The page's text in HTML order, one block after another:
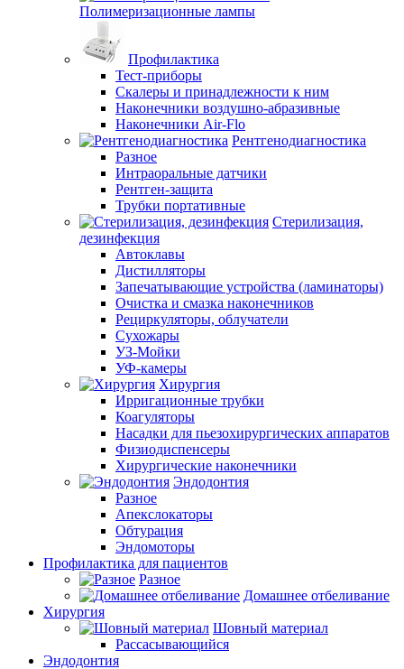
Полимеризационные лампы
Профилактика
Тест-приборы
Скалеры и принадлежности к ним
Наконечники воздушно-абразивные
Наконечники Air-Flo
Рентгенодиагностика
Разное
Интраоральные датчики
Рентген-защита
Трубки портативные
Стерилизация,
дезинфекция
Автоклавы
Дистилляторы
Запечатывающие устройства (ламинаторы)
Очистка и смазка наконечников
Рециркуляторы, облучатели
Сухожары
УЗ-Мойки
УФ-камеры
Хирургия
Ирригационные трубки
Коагуляторы
Насадки для пьезохирургических аппаратов
Физиодиспенсеры
Хирургические наконечники
Эндодонтия
Разное
Апекслокаторы
Обтурация
Эндомоторы
Профилактика для пациентов
Разное
Домашнее отбеливание
Хирургия
Шовный материал
Рассасывающийся
Эндодонтия